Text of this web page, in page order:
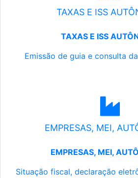
TAXAS E ISS
TAXAS E ISS
Emissão de guia e consulta
EMPRESAS, MEI,
EMPRESAS, MEI,
Situação fiscal, declaração